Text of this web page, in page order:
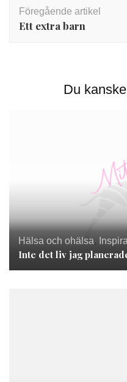
Föregående artikel
Ett extra barn
Du
Hälsa och ohälsa,
Inte det liv jag